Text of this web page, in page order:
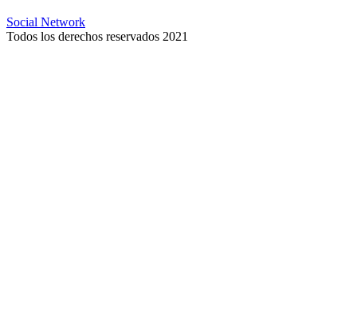
Social Network
Todos los derechos reservados 2021